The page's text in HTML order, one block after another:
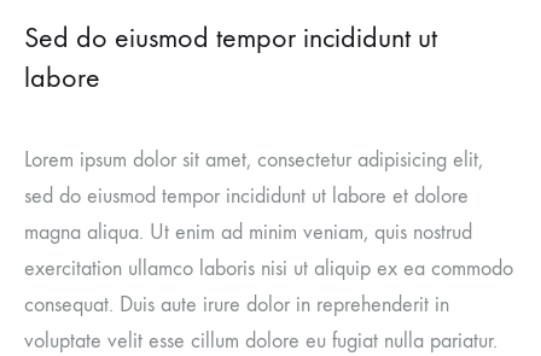
Sed do eiusmod tempor incididunt ut
labore
Lorem ipsum dolor sit amet, consectetur adipisicing elit,
sed do eiusmod tempor incididunt ut labore et dolore
magna aliqua. Ut enim ad minim veniam, quis nostrud
exercitation ullamco laboris nisi ut aliquip ex ea commodo
consequat. Duis aute irure dolor in reprehenderit in
voluptate velit esse cillum dolore eu fugiat nulla pariatur.